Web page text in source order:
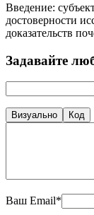
Введение:
достоверности
доказательств
Задавайте
Визуально Код
Ваш Email*